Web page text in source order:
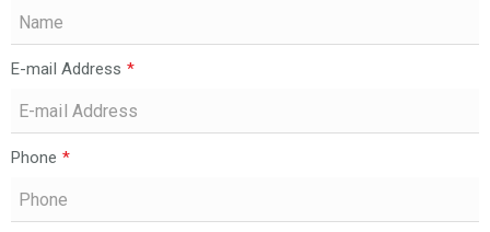
E-mail Address *
Phone *